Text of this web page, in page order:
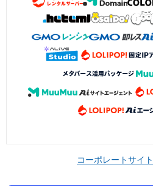
コーポレートサイト